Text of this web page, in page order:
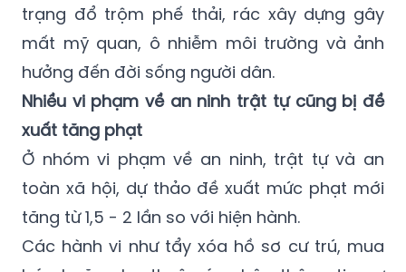
trạng đổ trộm phế thải, rác xây dựng gây
mất mỹ quan, ô nhiễm môi trường và ảnh
hưởng đến đời sống người dân.
Nhiều vi phạm về an ninh trật tự cũng bị đề
xuất tăng phạt
Ở nhóm vi phạm về an ninh, trật tự và an
toàn xã hội, dự thảo đề xuất mức phạt mới
tăng từ 1,5 - 2 lần so với hiện hành.
Các hành vi như tẩy xóa hồ sơ cư trú, mua